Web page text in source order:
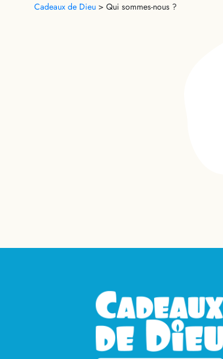
Cadeaux de Dieu > Qui sommes-nous ?